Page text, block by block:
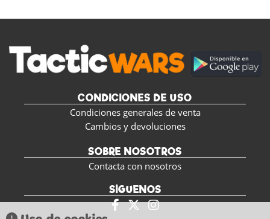
CONDICIONES DE USO
Condiciones generales de venta
Cambios y devoluciones
SOBRE NOSOTROS
Contacta con nosotros
SÍGUENOS